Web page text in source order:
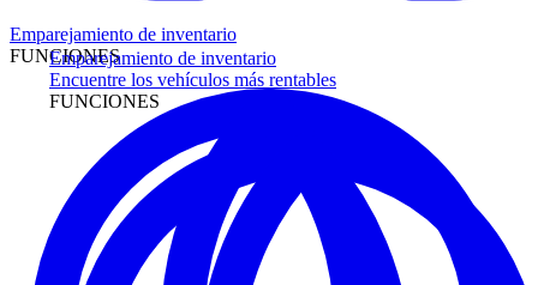
Emparejamiento de inventario
Encuentre los vehículos más rentables
FUNCIONES
Emparejamiento de inventario
FUNCIONES